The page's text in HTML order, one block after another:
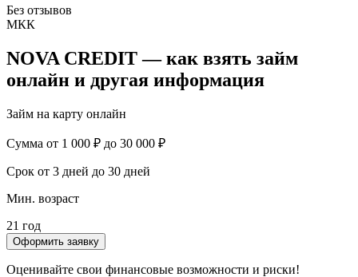
Без отзывов
МКК
NOVA CREDIT — как взять займ
онлайн и другая информация
Займ на карту онлайн
Сумма от 1 000 ₽ до 30 000 ₽
Срок от 3 дней до 30 дней
Мин. возраст
21 год
Оформить заявку
Оценивайте свои финансовые возможности и риски!